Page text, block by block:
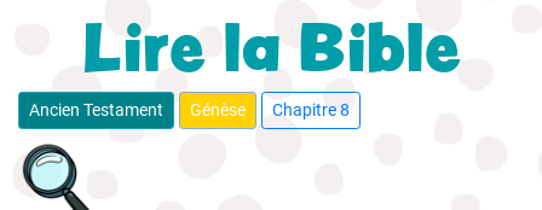
Aventures
Loisirs
Lire la Bible
Ancien Testament Génèse Chapitre 8